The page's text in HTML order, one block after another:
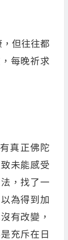
但往往都
每晚祈求
真正佛陀
未能感受
，找了一
為得到加
有改變，
充斥在日